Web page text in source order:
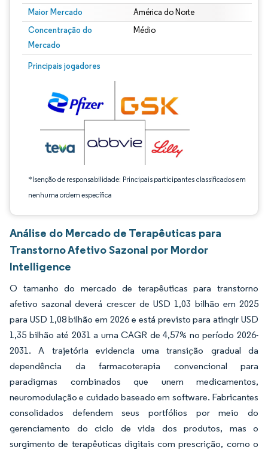
Maior Mercado América do Norte
Concentração do
Mercado
Médio
Principais jogadores
*Isenção de responsabilidade: Principais participantes classificados em
nenhuma ordem específica
Imagem © Mordor Intelligence. O reuso requer atribuição conforme CC BY 4.0.
Análise do Mercado de Terapêuticas para
Transtorno Afetivo Sazonal por Mordor
Intelligence
O tamanho do mercado de terapêuticas para transtorno
afetivo sazonal deverá crescer de USD 1,03 bilhão em 2025
para USD 1,08 bilhão em 2026 e está previsto para atingir USD
1,35 bilhão até 2031 a uma CAGR de 4,57% no período 2026-
2031. A trajetória evidencia uma transição gradual da
dependência da farmacoterapia convencional para
paradigmas combinados que unem medicamentos,
neuromodulação e cuidado baseado em software. Fabricantes
consolidados defendem seus portfólios por meio do
gerenciamento do ciclo de vida dos produtos, mas o
surgimento de terapêuticas digitais com prescrição, como o